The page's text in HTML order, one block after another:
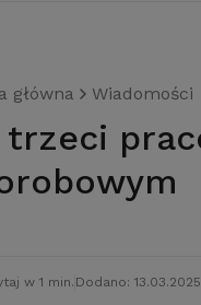
główna Wiadomości
w 1 min. Dodano: 13.03.2025